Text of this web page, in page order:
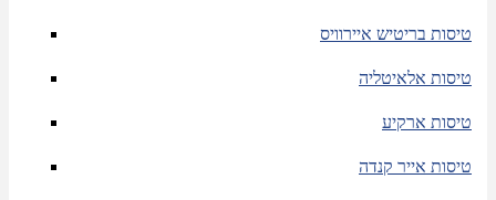
טיסות בריטיש איירוויס
טיסות אלאיטליה
טיסות ארקיע
טיסות אייר קנדה